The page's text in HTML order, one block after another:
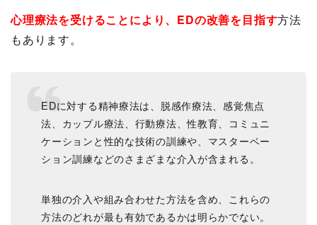
心理療法を受けることにより、EDの改善を目指す方法
もあります。
EDに対する精神療法は、脱感作療法、感覚焦点
法、カップル療法、行動療法、性教育、コミュニ
ケーションと性的な技術の訓練や、マスターベー
ション訓練などのさまざまな介入が含まれる。
単独の介入や組み合わせた方法を含め、これらの
方法のどれが最も有効であるかは明らかでない。